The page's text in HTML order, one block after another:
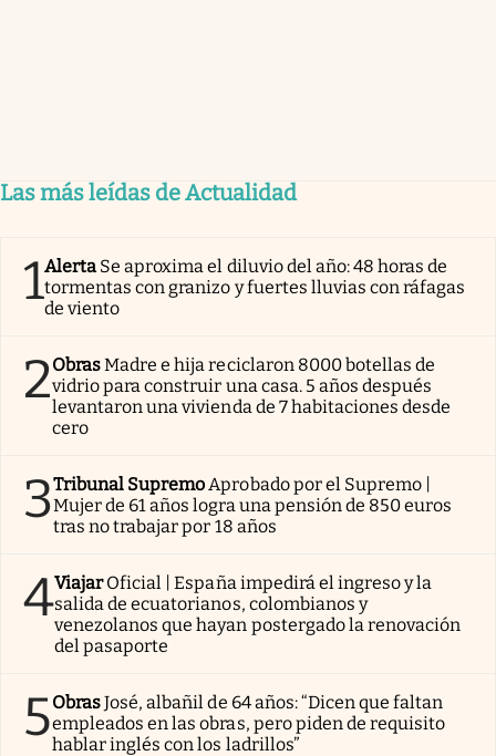
Las más leídas de Actualidad
1Alerta Se aproxima el diluvio del año: 48 horas de
tormentas con granizo y fuertes lluvias con ráfagas
de viento
2ObrasMadre e hija reciclaron 8000 botellas de
vidrio para construir una casa. 5 años después
levantaron una vivienda de 7 habitaciones desde
cero
3Tribunal Supremo Aprobado por el Supremo |
Mujer de 61 años logra una pensión de 850 euros
tras no trabajar por 18 años
4Viajar Oficial | España impedirá el ingreso y la
salida de ecuatorianos, colombianos y
venezolanos que hayan postergado la renovación
del pasaporte
5ObrasJosé, albañil de 64 años: “Dicen que faltan
empleados en las obras, pero piden de requisito
hablar inglés con los ladrillos”